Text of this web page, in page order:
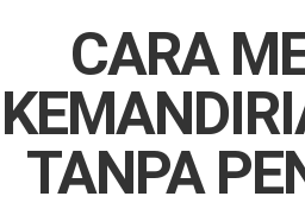
Contact Us
Job VaccancyCARA
TANPA